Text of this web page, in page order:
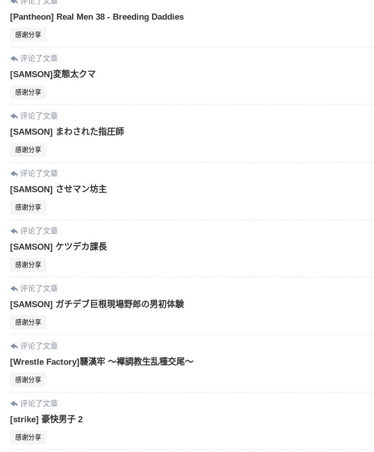
[Pantheon] Real Men 38 - Breeding Daddies
感谢分享
评论了文章
[SAMSON]変態太クマ
感谢分享
评论了文章
[SAMSON] まわされた指圧師
感谢分享
评论了文章
[SAMSON] させマン坊主
感谢分享
评论了文章
[SAMSON] ケツデカ課長
感谢分享
评论了文章
[SAMSON] ガチデブ巨根現場野郎の男初体験
感谢分享
评论了文章
[Wrestle Factory]襲漢牢 ～褌調教生乱種交尾～
感谢分享
评论了文章
[strike] 豪快男子 2
感谢分享